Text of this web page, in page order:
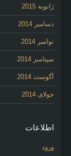
ژانویه 2015
دسامبر 2014
نوامبر 2014
سپتامبر 2014
آگوست 2014
جولای 2014
اطلاعات
ورود